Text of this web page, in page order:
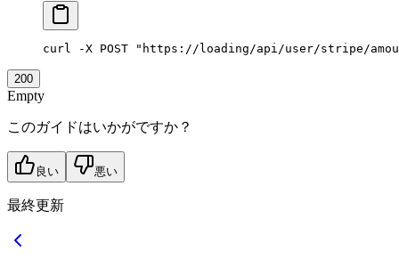
curl -X POST "https://loading/api/user/stripe/
200
Empty
このガイドはいかがですか？
良い 悪い
最終更新